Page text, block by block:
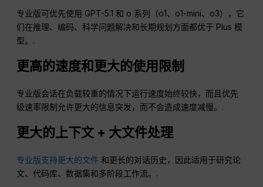
专业版可优先使用 GPT-5.1 和 o 系列（o1、o1-mini、o3），它
们在推理、编码、科学问题解决和长期规划方面都优于 Plus 模
型。.
更高的速度和更大的使用限制
专业版会话在负载较重的情况下运行速度始终较快，而且优先
级速率限制允许更大的信息突发，而不会造成速度减慢。.
更大的上下文 + 大文件处理
专业版支持更大的文件 和更长的对话历史，因此适用于研究论
文、代码库、数据集和多阶段工作流。.